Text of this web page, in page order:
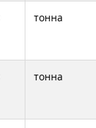
тонна
тонна